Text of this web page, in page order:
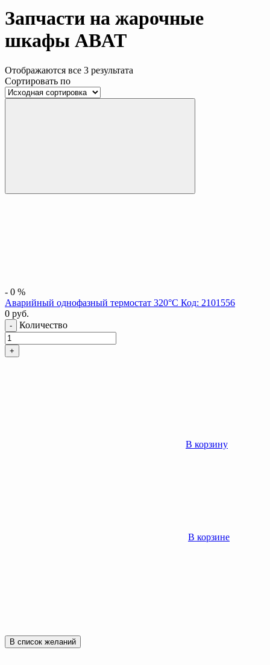
Запчасти на жарочные
шкафы ABAT
Отображаются все 3 результата
Сортировать по
- 0 %
Аварийный однофазный термостат 320°C Код: 2101556
0 руб.
- Количество
+
В корзину
В корзине
В список желаний